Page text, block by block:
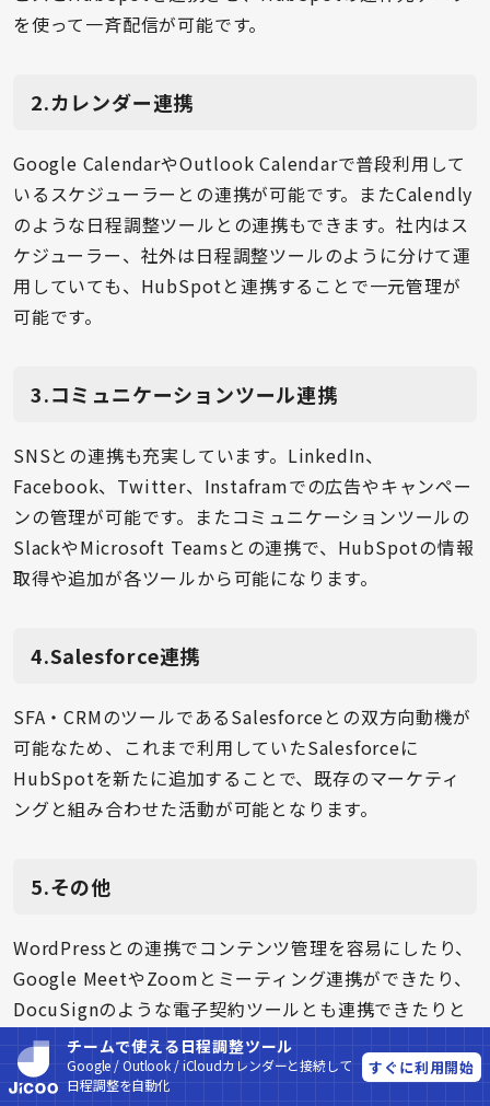
を使って一斉配信が可能です。
2.カレンダー連携
Google CalendarやOutlook Calendarで普段利用して
いるスケジューラーとの連携が可能です。またCalendly
のような日程調整ツールとの連携もできます。社内はス
ケジューラー、社外は日程調整ツールのように分けて運
用していても、HubSpotと連携することで一元管理が
可能です。
3.コミュニケーションツール連携
SNSとの連携も充実しています。LinkedIn、
Facebook、Twitter、Instaframでの広告やキャンペー
ンの管理が可能です。またコミュニケーションツールの
SlackやMicrosoft Teamsとの連携で、HubSpotの情報
取得や追加が各ツールから可能になります。
4.Salesforce連携
SFA・CRMのツールであるSalesforceとの双方向動機が
可能なため、これまで利用していたSalesforceに
HubSpotを新たに追加することで、既存のマーケティ
ングと組み合わせた活動が可能となります。
5.その他
WordPressとの連携でコンテンツ管理を容易にしたり、
Google MeetやZoomとミーティング連携ができたり、
DocuSignのような電子契約ツールとも連携できたりと
幅広く他のサービスとの繋がることが可能です。
チームで使える日程調整ツール
Google / Outlook / iCloudカレンダーと接続して
日程調整を自動化
すぐに利用開始